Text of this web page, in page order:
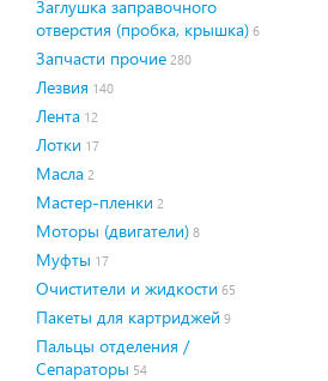
Заглушка заправочного
отверстия (пробка, крышка) 6
Запчасти прочие 280
Лезвия 140
Лента 12
Лотки 17
Масла 2
Мастер-пленки 2
Моторы (двигатели) 8
Муфты 17
Очистители и жидкости 65
Пакеты для картриджей 9
Пальцы отделения /
Сепараторы 54